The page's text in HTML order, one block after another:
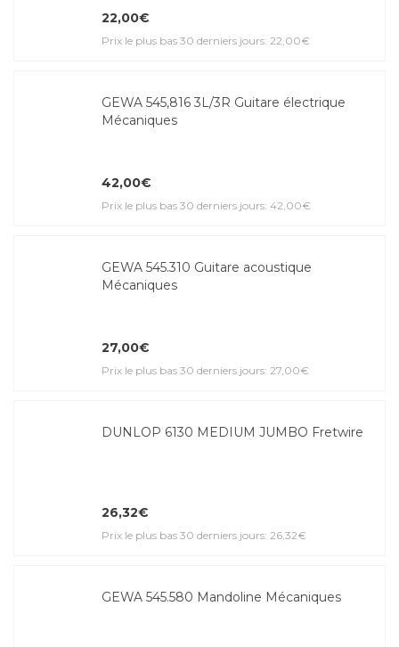
22,00€
Prix le plus bas 30 derniers jours: 22,00€
GEWA 545,816 3L/3R Guitare électrique
Mécaniques
42,00€
Prix le plus bas 30 derniers jours: 42,00€
GEWA 545.310 Guitare acoustique
Mécaniques
27,00€
Prix le plus bas 30 derniers jours: 27,00€
DUNLOP 6130 MEDIUM JUMBO Fretwire
26,32€
Prix le plus bas 30 derniers jours: 26,32€
GEWA 545.580 Mandoline Mécaniques